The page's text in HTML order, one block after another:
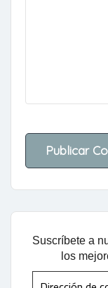
Suscríbete a
los